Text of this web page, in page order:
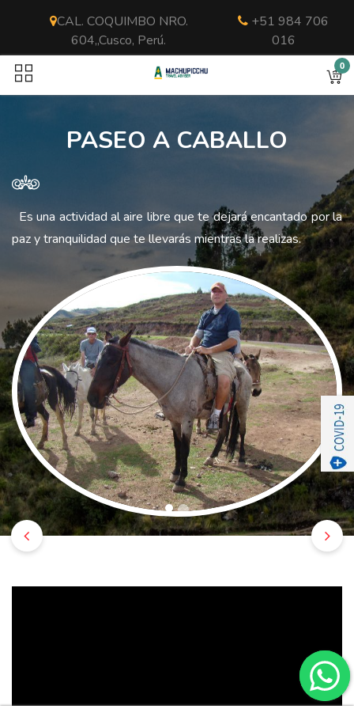
CAL. COQUIMBO NRO.
604,,Cusco, Perú.
+51 984 706
016
0
PASEO A CABALLO
Es una actividad al aire libre que te dejará encantado por la
paz y tranquilidad que te llevarás mientras la realizas.
Previous